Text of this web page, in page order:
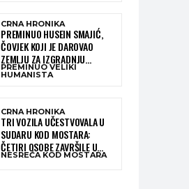
CRNA HRONIKA
PREMINUO HUSEIN SMAJIĆ,
ČOVJEK KOJI JE DAROVAO
ZEMLJU ZA IZGRADNJU
KATOLIČKE CRKVE U BUGOJNU
PREMINUO VELIKI
HUMANISTA
CRNA HRONIKA
TRI VOZILA UČESTVOVALA U
SUDARU KOD MOSTARA:
ČETIRI OSOBE ZAVRŠILE U
BOLNICI
NESREĆA KOD MOSTARA